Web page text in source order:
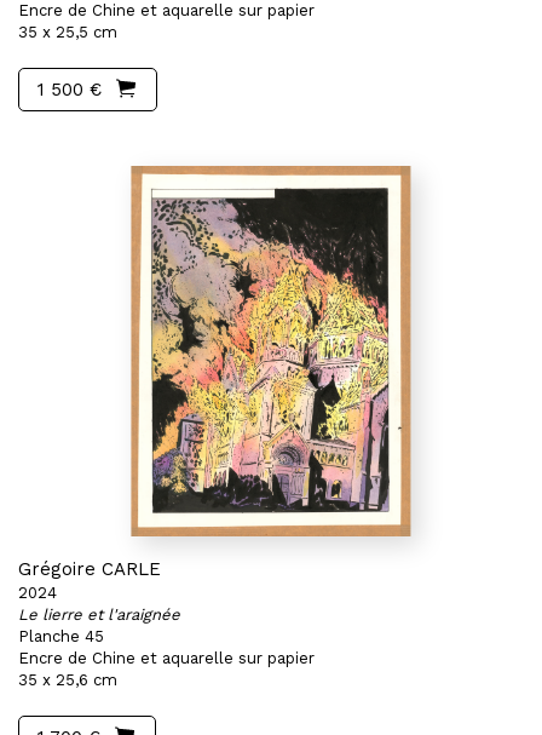
Encre de Chine et aquarelle sur papier
35 x 25,5 cm
1 500 €
Grégoire CARLE
2024
Le lierre et l'araignée
Planche 45
Encre de Chine et aquarelle sur papier
35 x 25,6 cm